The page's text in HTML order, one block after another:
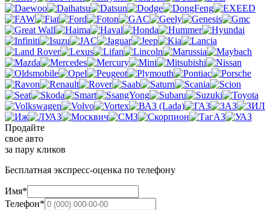
Продайте
свое авто
за пару кликов
Бесплатная экспресс-оценка по телефону
Имя*
Телефон*